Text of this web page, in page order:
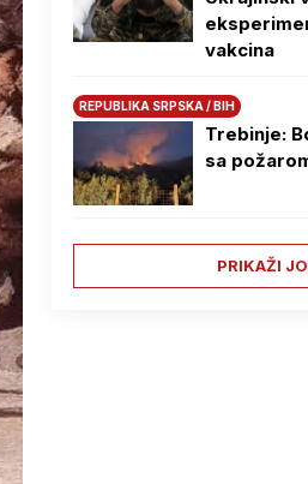
vakcina
REPUBLIKA SRPSKA / BIH
Trebinje:
sa
PRIKAŽI